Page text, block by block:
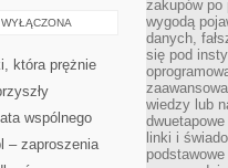
która prężnie
wspólnego
– zaproszenia
zakupów po
wygodą
danych,
się pod
wiedzy lub
linki i